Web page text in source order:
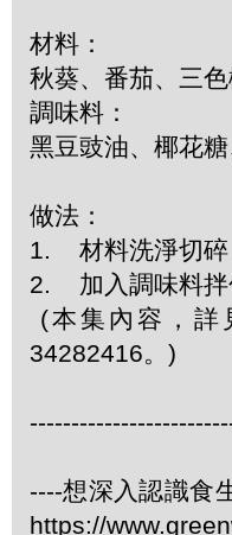
材料：
秋葵、番茄、三色
調味料：
黑豆豉油、椰花
做法：
1. 材料洗淨切碎
2. 加入調味料拌
(本集內容，詳
34282416。)
----想深入認識食
https://